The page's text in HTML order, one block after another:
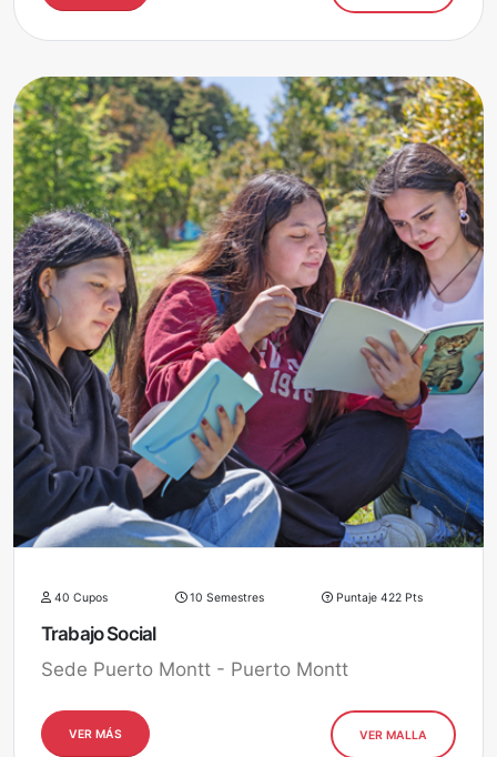
40 Cupos 10 Semestres Puntaje 422 Pts
Trabajo Social
Sede Puerto Montt - Puerto Montt
VER MÁS VER MALLA